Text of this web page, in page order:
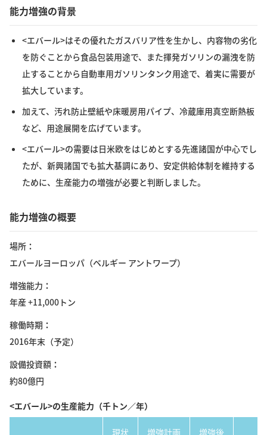
能力増強の背景
<エバール>はその優れたガスバリア性を生かし、内容物の劣化
を防ぐことから食品包装用途で、また揮発ガソリンの漏洩を防
止することから自動車用ガソリンタンク用途で、着実に需要が
拡大しています。
加えて、汚れ防止壁紙や床暖房用パイプ、冷蔵庫用真空断熱板
など、用途展開を広げています。
<エバール>の需要は日米欧をはじめとする先進諸国が中心でし
たが、新興諸国でも拡大基調にあり、安定供給体制を維持する
ために、生産能力の増強が必要と判断しました。
能力増強の概要
場所
エバールヨーロッパ（ベルギー アントワープ）
増強能力
年産 +11,000トン
稼働時期
2016年末（予定）
設備投資額
約80億円
<エバール>の生産能力（千トン／年）
現状 増強計画 増強後